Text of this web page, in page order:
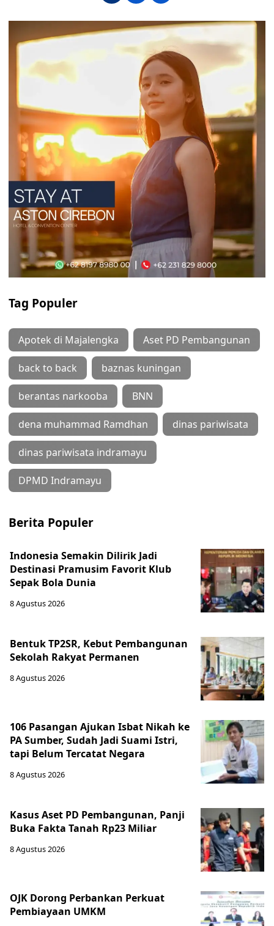
Tag Populer
Apotek di Majalengka Aset PD Pembangunan
back to back baznas kuningan
berantas narkooba BNN
dena muhammad Ramdhan dinas pariwisata
dinas pariwisata indramayu
DPMD Indramayu
Berita Populer
Indonesia Semakin Dilirik Jadi
Destinasi Pramusim Favorit Klub
Sepak Bola Dunia
8 Agustus 2026
Bentuk TP2SR, Kebut Pembangunan
Sekolah Rakyat Permanen
8 Agustus 2026
106 Pasangan Ajukan Isbat Nikah ke
PA Sumber, Sudah Jadi Suami Istri,
tapi Belum Tercatat Negara
8 Agustus 2026
Kasus Aset PD Pembangunan, Panji
Buka Fakta Tanah Rp23 Miliar
8 Agustus 2026
OJK Dorong Perbankan Perkuat
Pembiayaan UMKM